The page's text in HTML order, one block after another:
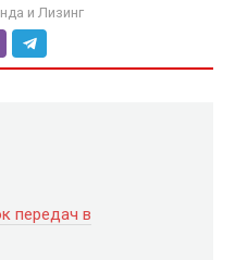
и Лизинг
передач в